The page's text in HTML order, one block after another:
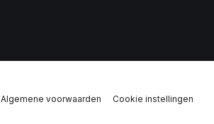
Algemene voorwaarden Cookie instellingen